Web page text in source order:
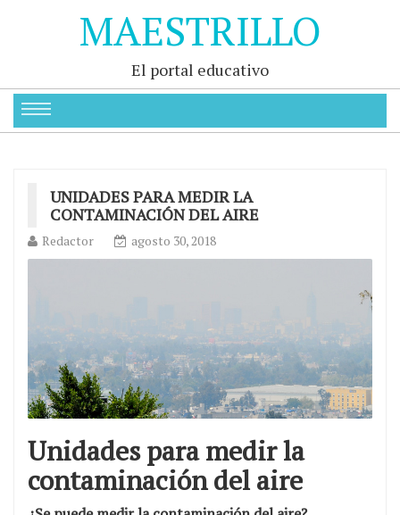
MAESTRILLO
El portal educativo
UNIDADES PARA MEDIR LA
CONTAMINACIÓN DEL AIRE
Redactor agosto 30, 2018
Unidades para medir la
contaminación del aire